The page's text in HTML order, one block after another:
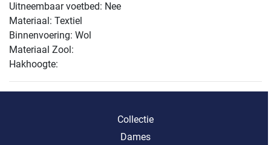
Uitneembaar voetbed: Nee
Materiaal: Textiel
Binnenvoering: Wol
Materiaal Zool:
Hakhoogte:
Collectie
Dames